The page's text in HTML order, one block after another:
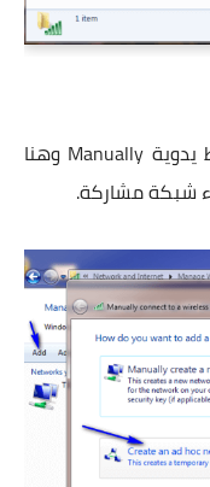
بعد ذلك سوف نقوم بعمل شبكة ربط يدوية Manually وهنا